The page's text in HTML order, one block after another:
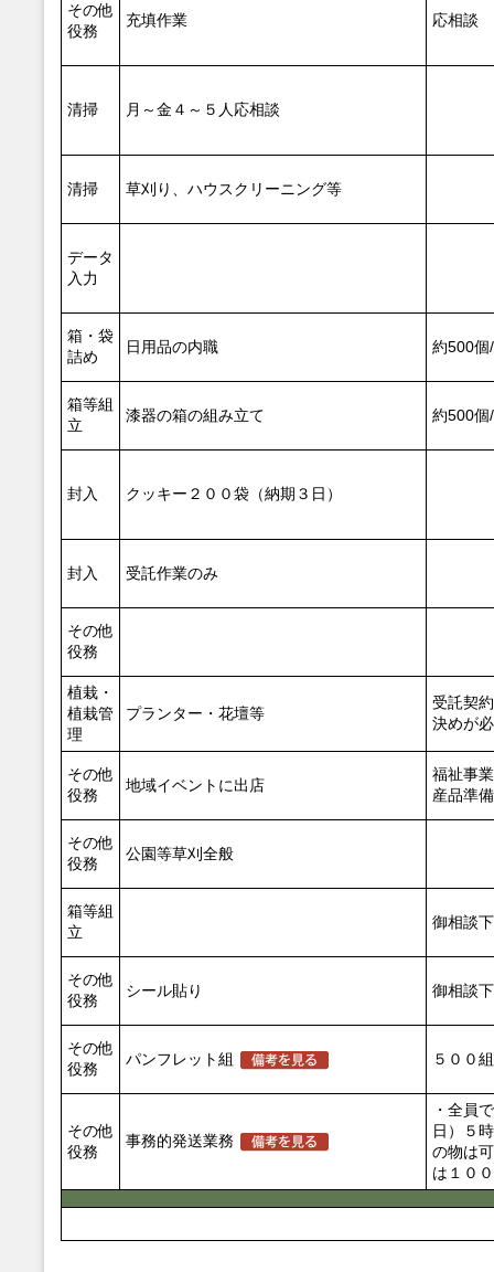
その他
役務
充填作業 応相談
清掃 月～金４～５人応相談
清掃 草刈り、ハウスクリーニング等
データ
入力
箱・袋
詰め
日用品の内職 約500個
箱等組
立
漆器の箱の組み立て 約500個
封入 クッキー２００袋（納期３日）
封入 受託作業のみ
その他
役務
植栽・
植栽管
理
プランター・花壇等
受託契
決めが
その他
役務
地域イベントに出店
福祉事
産品準
その他
役務
公園等草刈全般
箱等組
立
御相談
その他
役務
シール貼り 御相談
その他
役務
パンフレット組 ５００
その他
役務
事務的発送業務
・全員
日）５
の物は
は１０